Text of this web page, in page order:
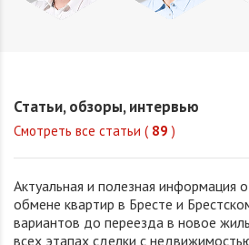
Статьи, обзоры, интервью
Смотреть все статьи ( 89 )
Актуальная и полезная информация
обмене квартир в Бресте и
вариантов до переезда в новое
всех этапах сделки с